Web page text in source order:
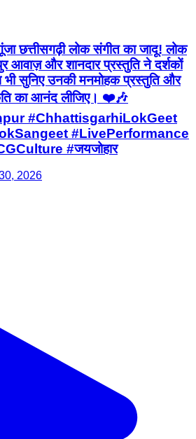
छत्तीसगढ़ी लोक संगीत का जादू! लोक
आवाज़ और शानदार प्रस्तुति ने दर्शकों
सुनिए उनकी मनमोहक प्रस्तुति और
का आनंद लीजिए। ❤️🎶
#ChhattisgarhiLokGeet
#LivePerformance
#जयजोहार
2026